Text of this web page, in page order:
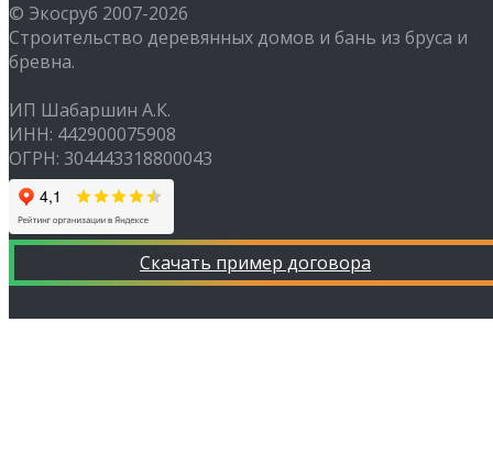
© Экосруб 2007-2026
Строительство деревянных домов и бань из бруса и
бревна.
ИП Шабаршин А.К.
ИНН: 442900075908
ОГРН: 304443318800043
Скачать пример договора